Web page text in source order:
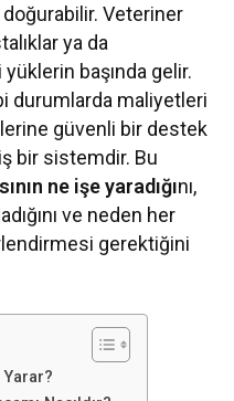
Veteriner
ya da
başında gelir.
durumlarda maliyetleri
güvenli bir destek
bir sistemdir. Bu
ne işe yaradığını,
ve neden her
gerektiğini
Yarar?